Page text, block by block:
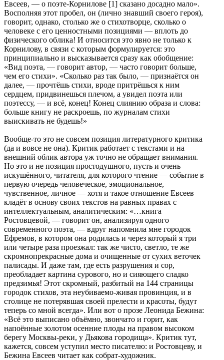
Евсеев, — о поэте-Корнилове [1] сказано досадно мало».
Восполняя этот пробел, он (лично знавший своего героя),
говорит, однако, столько же о стихотворце, сколько о
человеке с его ценностными позициями — вплоть до
физического облика! И относится это явно не только к
Корнилову, в связи с которым формулируется: это
принципиально и высказывается сразу как обобщение:
«Вид поэта, — говорит автор, — часто говорит больше,
чем его стихи». «Сколько раз так было, — признаётся он
далее, — прочтёшь стихи, вроде притрёшься к ним
сердцем, придвинешься плечом, а увидел поэта или
поэтессу, — и всё, конец! Конец слиянию образа и слова:
больше книгу не раскроешь, по журналам стихи
выискивать не будешь!»
Вообще-то это не совсем позиция литературного критика
(да и вовсе не она). Критик работает с текстами и на
внешний облик автора уж точно не обращает внимания.
Но это и не позиция простодушного, пусть и очень
искушённого, читателя, для которого чтение — событие в
первую очередь человеческое, эмоциональное,
чувственное, личное — хотя и такое отношение Евсеев
кладёт в основу своих текстов на равных правах с
интеллектуальным, аналитическим: «…книга
Ростовцевой, — говорит он, анализируя одного
современного поэта, — вдруг напомнила мне городок
Ефремов, в котором она родилась и через который я три
или четыре раза проезжал: так же чисто, светло, те же
скромнопрекрасные дома и очищенные от сухих веточек
палисады. И даже там, где есть разрушения и сор,
преобладает картина сурового, но и сияющего сладко
предзимья! Этот скромный, разбитый на 144 страницы
городок стихов, эта неубиваемо-живая провинция, и в
столице не потерявшая своей прелести и красоты, будут
теперь со мной всегда». Или вот о прозе Леонида Бежина:
«Всё это выписано объёмно, звончато и горит, как
напоённые золотом осенние плоды на правом высоком
берегу Москвы-реки, у Дьякова городища». Критик тут,
кажется, совсем уступил место писателю: и Ростовцеву, и
Бежина Евсеев читает как собрат-художник.